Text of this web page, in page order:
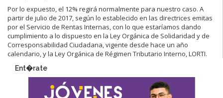
Por lo expuesto, el 12% regirá normalmente para nuestro caso. A
partir de julio de 2017, según lo establecido en las directrices emitas
por el Servicio de Rentas Internas, con lo que estaríamos dando
cumplimiento a lo dispuesto en la Ley Orgánica de Solidaridad y de
Corresponsabilidad Ciudadana, vigente desde hace un año
calendario, y la Ley Orgánica de Régimen Tributario Interno, LORTI.
Ent�rate